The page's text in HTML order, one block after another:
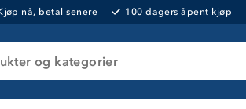
nå, betal senere 100 dagers åpent kjøp
og kategorier